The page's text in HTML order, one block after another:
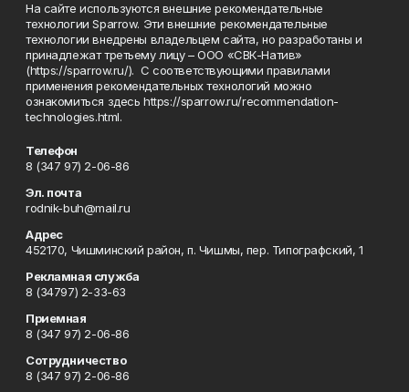
На сайте используются внешние рекомендательные
технологии Sparrow. Эти внешние рекомендательные
технологии внедрены владельцем сайта, но разработаны и
принадлежат третьему лицу – ООО «СВК-Натив»
(https://sparrow.ru/). С соответствующими правилами
применения рекомендательных технологий можно
ознакомиться здесь https://sparrow.ru/recommendation-
technologies.html.
Телефон
8 (347 97) 2-06-86
Эл. почта
rodnik-buh@mail.ru
Адрес
452170, Чишминский район, п. Чишмы, пер. Типографский, 1
Рекламная служба
8 (34797) 2-33-63
Приемная
8 (347 97) 2-06-86
Сотрудничество
8 (347 97) 2-06-86